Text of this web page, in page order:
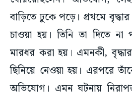
বাড়িতে ঢুকে পড়ে। প্রথমে
চাওয়া হয়। তিনি তা দিতে
মারধর করা হয়। এমনকী,
ছিনিয়ে নেওয়া হয়। এরপরে
অভিযোগ। এমন ঘটনায়